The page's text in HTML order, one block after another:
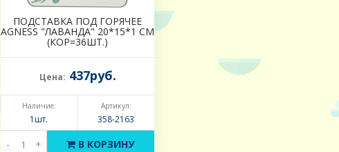
ПОДСТАВКА ПОД ГОРЯЧЕЕ
AGNESS "ЛАВАНДА" 20*15*1 СМ
(КОР=36ШТ.)
Цена: 437руб.
Наличие:
1шт.
Артикул:
358-2163
- + В КОРЗИНУ